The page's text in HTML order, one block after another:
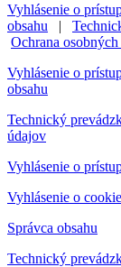
Vyhlásenie o
obsahu |
Ochrana
Vyhlásenie o
obsahu
Technický
údajov
Vyhlásenie o
Vyhlásenie o
Správca obsahu
Technický